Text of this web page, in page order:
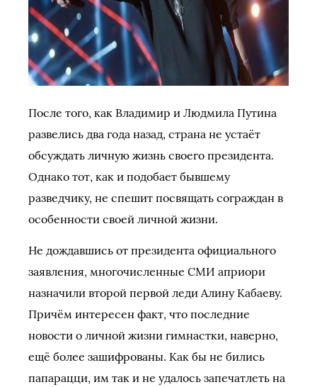
После того, как Владимир и Людмила Путина
развелись два года назад, страна не устаёт
обсуждать личную жизнь своего президента.
Однако тот, как и подобает бывшему
разведчику, не спешит посвящать сограждан в
особенности своей личной жизни.
Не дождавшись от президента официального
заявления, многочисленные СМИ априори
назначили второй первой леди Алину Кабаеву.
Причём интересен факт, что последние
новости о личной жизни гимнастки, наверно,
ещё более зашифрованы. Как бы не бились
папарацци, им так и не удалось запечатлеть на